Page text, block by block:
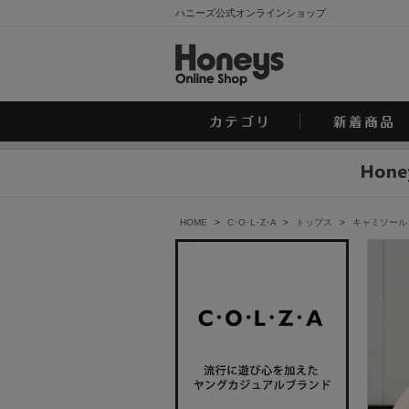
ハニーズ公式オンラインショップ
HOME > C･O･L･Z･A > トップス > キャミソー